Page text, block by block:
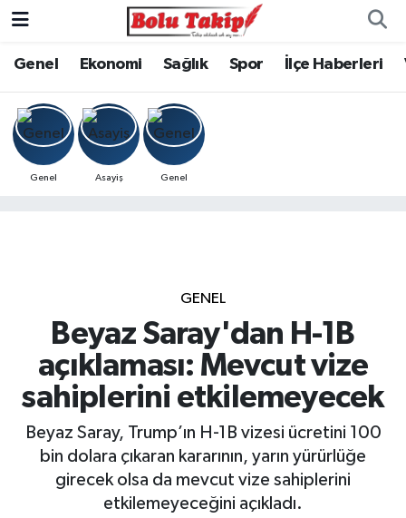
Genel Ekonomi Sağlık Spor İlçe Haberleri
Genel Asayiş Genel
GENEL
Beyaz Saray'dan H-1B
açıklaması: Mevcut vize
sahiplerini etkilemeyecek
Beyaz Saray, Trump’ın H-1B vizesi ücretini 100
bin dolara çıkaran kararının, yarın yürürlüğe
girecek olsa da mevcut vize sahiplerini
etkilemeyeceğini açıkladı.